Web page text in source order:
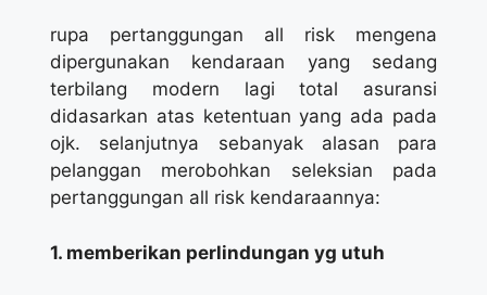
rupa pertanggungan all risk mengena
dipergunakan kendaraan yang sedang
terbilang modern lagi total asuransi
didasarkan atas ketentuan yang ada pada
ojk. selanjutnya sebanyak alasan para
pelanggan merobohkan seleksian pada
pertanggungan all risk kendaraannya:
1. memberikan perlindungan yg utuh